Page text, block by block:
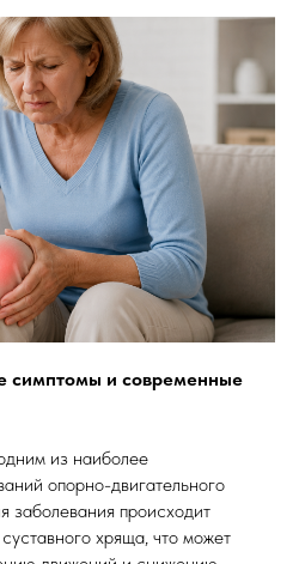
симптомы и современные
из наиболее
опорно-двигательного
заболевания происходит
хряща, что может